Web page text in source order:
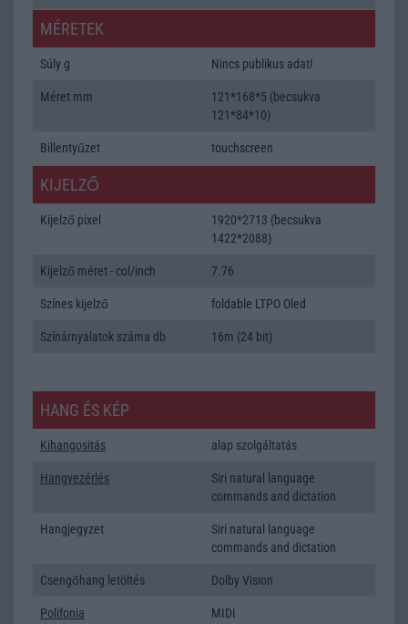
MÉRETEK
Súly g Nincs publikus adat!
Méret mm
121*168*5 (becsukva
121*84*10)
Billentyűzet touchscreen
KIJELZŐ
Kijelző pixel
1920*2713 (becsukva
1422*2088)
Kijelző méret - col/inch 7.76
Színes kijelző foldable LTPO Oled
Színárnyalatok száma db 16m (24 bit)
HANG ÉS KÉP
Kihangositás alap szolgáltatás
Hangvezérlés
Siri natural language
commands and dictation
Hangjegyzet
Siri natural language
commands and dictation
Csengőhang letöltés Dolby Vision
Polifonia MIDI